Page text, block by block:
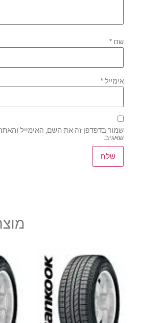
שם*
אימייל*
שמור בדפדפן זה את השם, האימייל
שאגיב.